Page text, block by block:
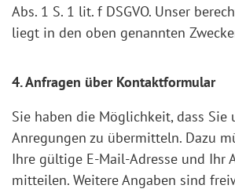
Abs. 1 S. 1 lit. f DSGVO. Unser
liegt in den oben genannten
4. Anfragen über Kontaktformular
Sie haben die Möglichkeit, dass Sie
Anregungen zu übermitteln. Dazu
Ihre gültige E-Mail-Adresse und Ihr
mitteilen. Weitere Angaben sind